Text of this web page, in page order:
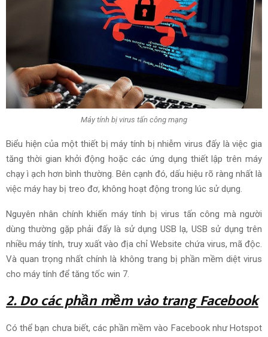
Máy tính bị virus tấn công mạng
Biểu hiện của một thiết bị máy tính bị nhiễm virus đấylà việc gia
tăng thời gian khởi động hoặc các ứng dụng thiết lập trên máy
chạy ì ạch hơn bình thường. Bên cạnh đó, dấu hiệu rõ ràng nhất là
việc máy hay bị treo đơ, không hoạt động trong lúc sử dụng.
Nguyên nhân chính khiến máy tính bị virus tấn công màngười
dùng thường gặp phải đấylà sử dụng USB lạ, USB sử dụng trên
nhiều máy tính, truy xuấtvào địa chỉWebsite chứa virus, mã độc.
Vàquan trọng nhất chính là không trang bị phần mềm diệt virus
cho máy tính để tăng tốc win 7.
2. Do các phần mềm vàotrang Facebook
Có thể bạn chưa biết, các phần mềm vào Facebooknhư Hotspot